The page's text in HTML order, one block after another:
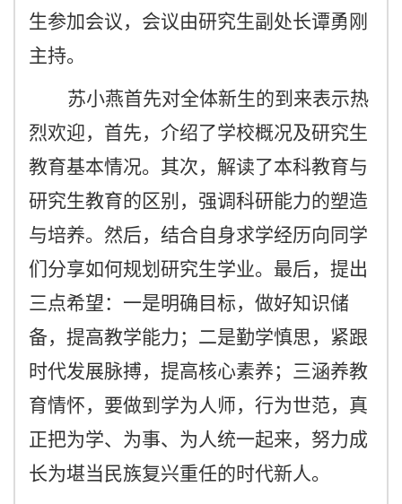
生参加会议，会议由研究生副处长谭勇刚
主持。
苏小燕首先对全体新生的到来表示热
烈欢迎， 首先，介绍了学校概况及研究生
教育基本情况。其次，解读了本科教育与
研究生教育的区别，强调科研能力的塑造
与培养。然后， 结合自身求学经历向 同学
们分享如何规划研究生学业。最后， 提出
三 点希望：一是明确目标，做好知识储
备，提高教学能力；二是勤学慎思 ，紧跟
时代发展脉搏，提高核心素养；三涵养教
育情怀，要做到学为人师，行为世范， 真
正把为学、为事、为人统一起来，努力成
长为堪当民族复兴重任的时代新人。